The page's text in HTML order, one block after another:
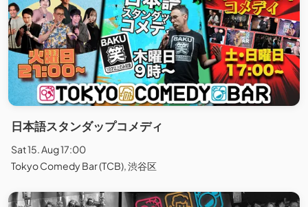
日本語スタンダップコメディ
Sat 15. Aug 17:00
Tokyo Comedy Bar (TCB), 渋谷区